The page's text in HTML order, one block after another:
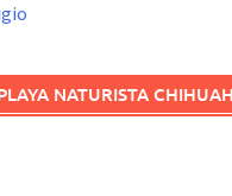
NATURISTA